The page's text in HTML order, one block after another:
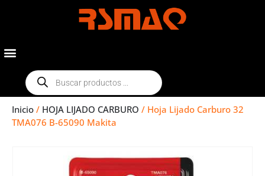
Inicio / HOJA LIJADO CARBURO / Hoja Lijado Carburo 32
TMA076 B-65090 Makita